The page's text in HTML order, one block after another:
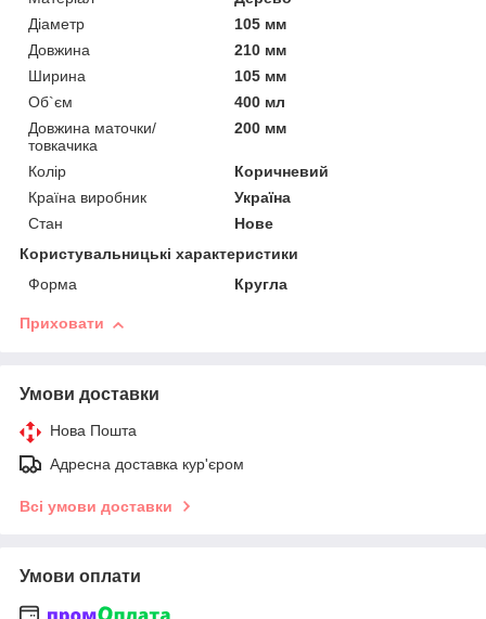
Діаметр
105 мм
Довжина
210 мм
Ширина
105 мм
Об`єм
400 мл
Довжина маточки/
товкачика
200 мм
Колір
Коричневий
Країна виробник
Україна
Стан
Нове
Користувальницькі характеристики
Форма
Кругла
Приховати
Умови доставки
Нова Пошта
Адресна доставка кур'єром
Всі умови доставки
Умови оплати